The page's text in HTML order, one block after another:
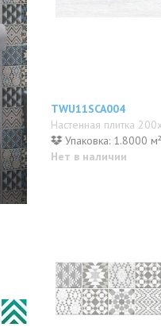
TWU11SCA004
Настенная плитка
Упаковка: 1.8000
Нет в наличии